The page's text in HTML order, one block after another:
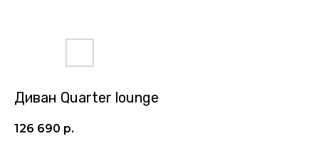
Диван Quarter lounge
126 690 р.